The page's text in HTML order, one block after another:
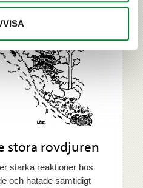
stora rovdjuren
starka reaktioner hos
och hatade samtidigt